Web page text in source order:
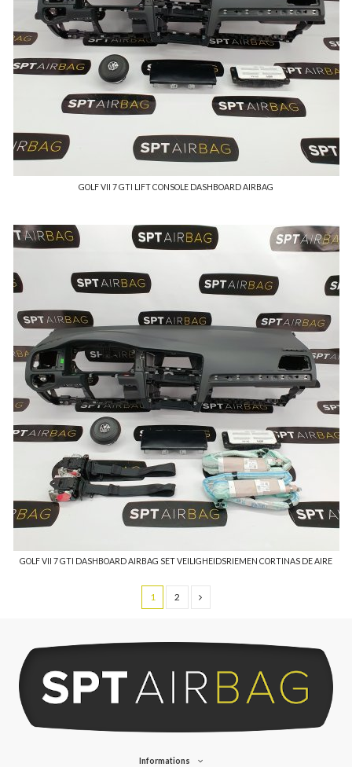
GOLF VII 7 GTI LIFT CONSOLE DASHBOARD AIRBAG
GOLF VII 7 GTI DASHBOARD AIRBAG SET VEILIGHEIDSRIEMEN CORTINAS DE AIRE
1 2
Informations